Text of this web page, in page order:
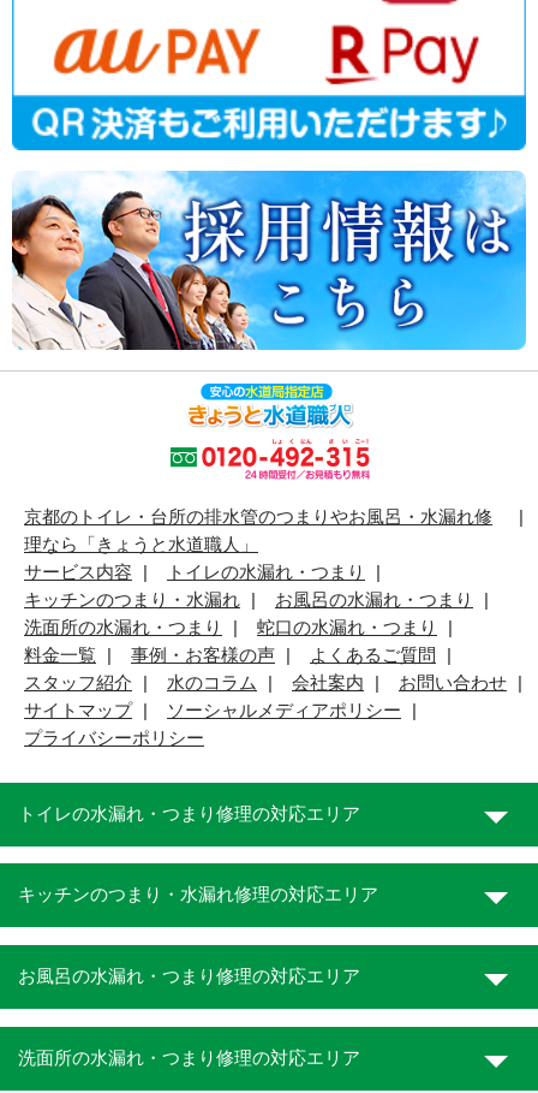
京都のトイレ・台所の排水管のつまりやお風呂・水漏れ修
理なら「きょうと水道職人」
サービス内容
トイレの水漏れ・つまり
キッチンのつまり・水漏れ
お風呂の水漏れ・つまり
洗面所の水漏れ・つまり
蛇口の水漏れ・つまり
料金一覧
事例・お客様の声
よくあるご質問
スタッフ紹介
水のコラム 会社案内
お問い合わせ
サイトマップ
ソーシャルメディアポリシー
プライバシーポリシー
トイレの水漏れ・つまり修理の対応エリア
キッチンのつまり・水漏れ修理の対応エリア
お風呂の水漏れ・つまり修理の対応エリア
洗面所の水漏れ・つまり修理の対応エリア